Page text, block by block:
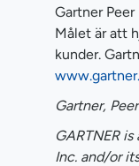
Gartner
Målet är att
kunder.
Gartner,
GARTNER
Inc. and/or